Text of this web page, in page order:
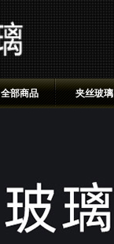
全部商品 夹丝玻璃